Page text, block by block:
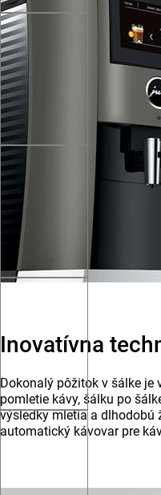
Inovatívna
Dokonalý pôžitok v šálke je
pomletie kávy, šálku po
výsledky mletia a dlhodobú
automatický kávovar pre